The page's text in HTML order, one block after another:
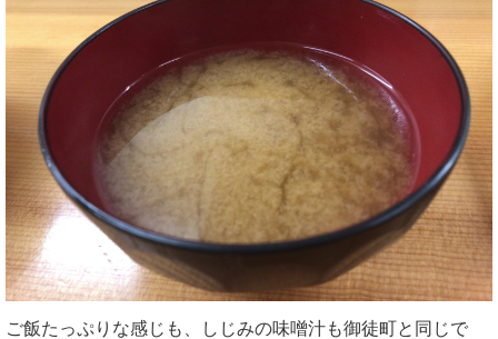
ご飯たっぷりな感じも、しじみの味噌汁も御徒町と同じで